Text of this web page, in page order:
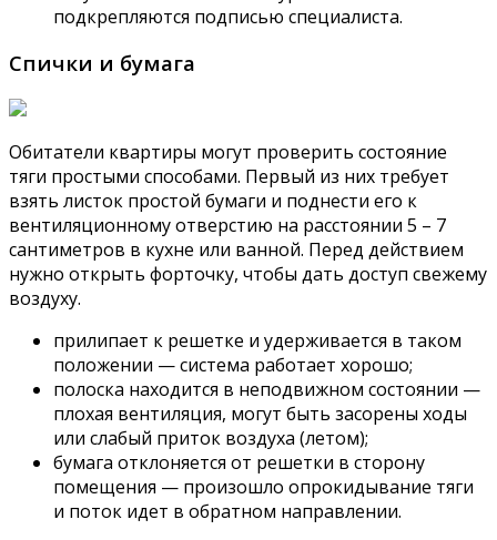
подкрепляются подписью специалиста.
Спички и бумага
Обитатели квартиры могут проверить состояние
тяги простыми способами. Первый из них требует
взять листок простой бумаги и поднести его к
вентиляционному отверстию на расстоянии 5 – 7
сантиметров в кухне или ванной. Перед действием
нужно открыть форточку, чтобы дать доступ свежему
воздуху.
прилипает к решетке и удерживается в таком
положении — система работает хорошо;
полоска находится в неподвижном состоянии —
плохая вентиляция, могут быть засорены ходы
или слабый приток воздуха (летом);
бумага отклоняется от решетки в сторону
помещения — произошло опрокидывание тяги
и поток идет в обратном направлении.